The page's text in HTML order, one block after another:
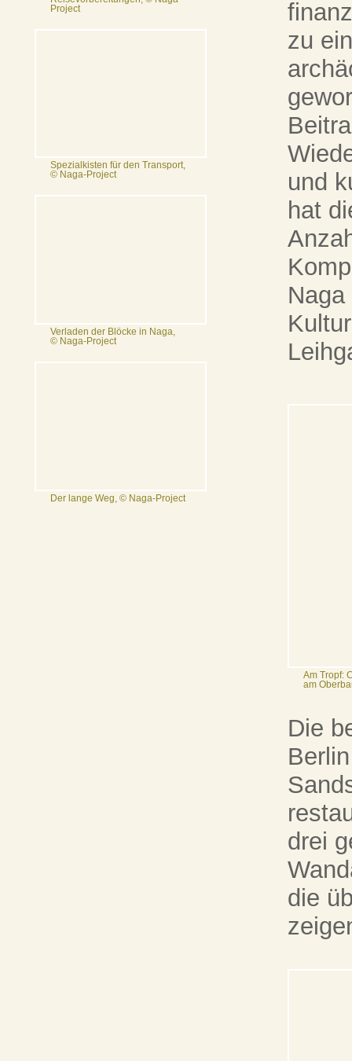
Project
Spezialkisten für den Transport,
© Naga-Project
Verladen der Blöcke in Naga,
© Naga-Project
Der lange Weg, © Naga-Project
zu
und
hat
Am Tropf:
am
Die
drei
die